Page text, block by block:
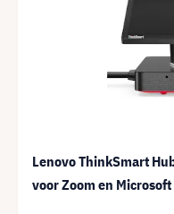
Lenovo ThinkSmart
voor Zoom en Microsoft